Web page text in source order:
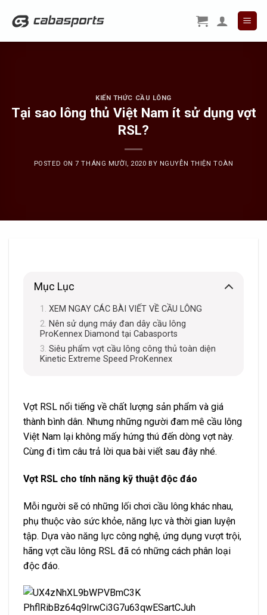
KIẾN THỨC CẦU LÔNG
Tại sao lông thủ Việt Nam ít sử dụng vợt
RSL?
POSTED ON7 THÁNG MƯỜI, 2020 BY NGUYỄN THIỆN TOÀN
Mục Lục
XEM NGAY CÁC BÀI VIẾT VỀ CẦU LÔNG
Nên sử dụng máy đan dây cầu lông
ProKennex Diamond tại Cabasports
Siêu phẩm vợt cầu lông công thủ toàn diện
Kinetic Extreme Speed ProKennex
Vợt RSL nổi tiếng về chất lượng sản phẩm và giá
thành bình dân. Nhưng những người đam mê cầu lông
Việt Nam lại không mấy hứng thú đến dòng vợt này.
Cùng đi tìm câu trả lời qua bài viết sau đây nhé.
Vợt RSL cho tính năng kỹ thuật độc đáo
Mỗi người sẽ có những lối chơi cầu lông khác nhau,
phụ thuộc vào sức khỏe, năng lực và thời gian luyện
tập. Dựa vào năng lực công nghệ, ứng dụng vượt trội,
hãng vợt cầu lông RSL đã có những cách phân loại
độc đáo.